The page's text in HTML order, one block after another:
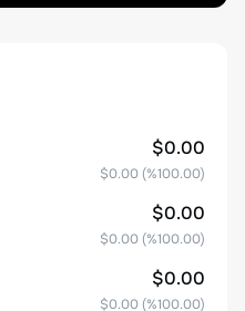
$0.00
$0.00 (%100.00)
$0.00
$0.00 (%100.00)
$0.00
$0.00 (%100.00)